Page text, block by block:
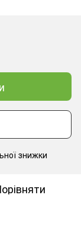
знижки